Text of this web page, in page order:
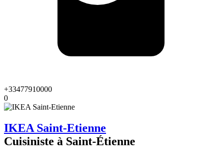
+33477910000
0
IKEA Saint-Etienne
Cuisiniste à Saint-Étienne